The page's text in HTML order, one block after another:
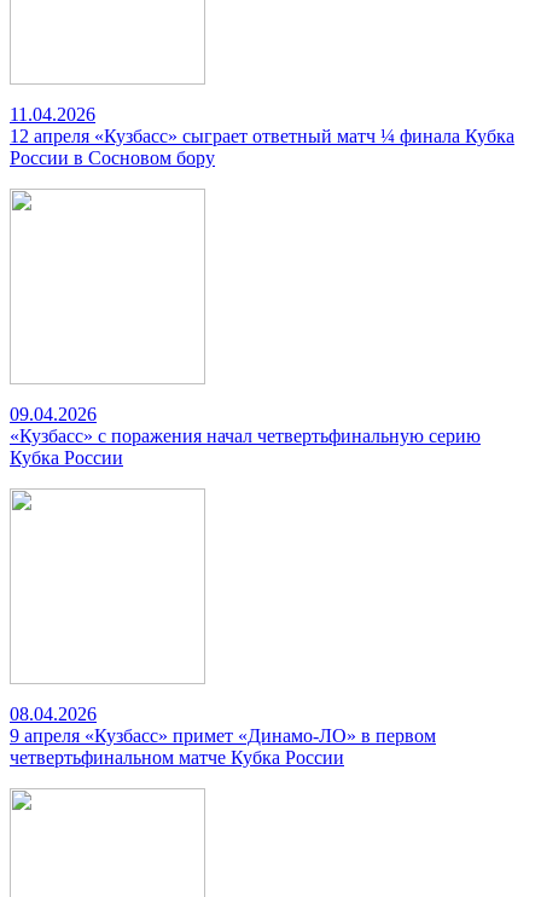
11.04.2026
12 апреля «Кузбасс» сыграет ответный матч ¼ финала Кубка
России в Сосновом бору
09.04.2026
«Кузбасс» с поражения начал четвертьфинальную серию
Кубка России
08.04.2026
9 апреля «Кузбасс» примет «Динамо-ЛО» в первом
четвертьфинальном матче Кубка России